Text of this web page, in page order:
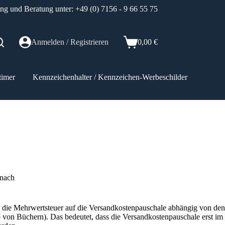
und Beratung unter: +49 (0) 7156 - 9 66 55 75
Anmelden / Registrieren Warenkorb
0,00 €
Kennzeichenhalter / Kennzeichen-Werbeschilder
Mehrwertsteuer auf die Versandkostenpauschale abhängig von den
Büchern). Das bedeutet, dass die Versandkostenpauschale erst im